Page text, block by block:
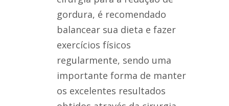
gordura, é recomendado
balancear sua dieta e fazer
exercícios físicos
regularmente, sendo uma
importante forma de manter
os excelentes resultados